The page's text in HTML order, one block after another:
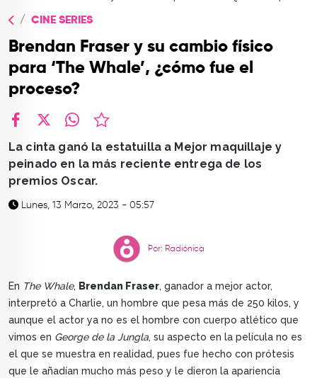
CONTACTO
CINE SERIES
Brendan Fraser y su cambio físico
para ‘The Whale’, ¿cómo fue el
proceso?
La cinta ganó la estatuilla a Mejor maquillaje y
peinado en la más reciente entrega de los
premios Oscar.
Lunes, 13 Marzo, 2023 - 05:57
Por: Radiónica
En The Whale, Brendan Fraser, ganador a mejor actor,
interpretó a Charlie, un hombre que pesa más de 250 kilos, y
aunque el actor ya no es el hombre con cuerpo atlético que
vimos en George de la Jungla, su aspecto en la película no es
el que se muestra en realidad, pues fue hecho con prótesis
que le añadían mucho más peso y le dieron la apariencia